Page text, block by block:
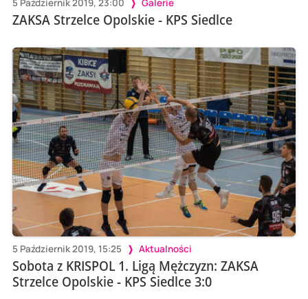
5 Październik 2019, 23:00 Galerie
ZAKSA Strzelce Opolskie - KPS Siedlce
5 Październik 2019, 15:25 Aktualności
Sobota z KRISPOL 1. Ligą Mężczyzn: ZAKSA
Strzelce Opolskie - KPS Siedlce 3:0